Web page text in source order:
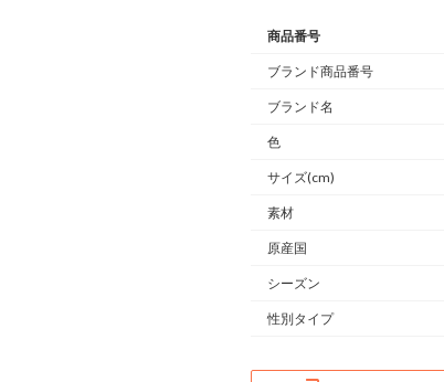
商品番号
ブランド商品番号
ブランド名
色
サイズ(cm)
素材
原産国
シーズン
性別タイプ